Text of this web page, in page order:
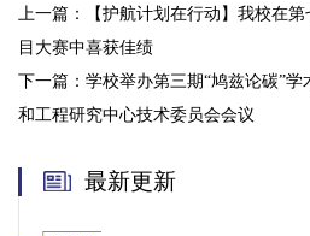
上一篇：
【护航计划在行动】我校在
目大赛中喜获佳绩
下一篇： 学校举办第三期“鸠兹论碳”
和工程研究中心技术委员会会议
最新更新